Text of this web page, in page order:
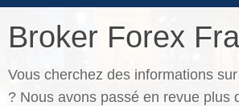
Broker Forex
Vous cherchez des informations
? Nous avons passé en revue plus